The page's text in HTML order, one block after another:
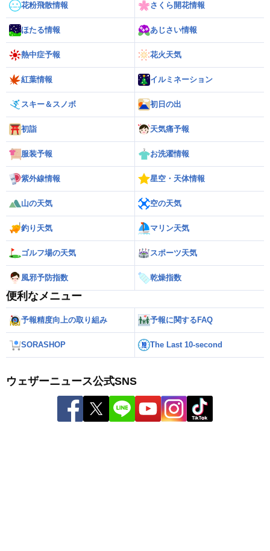
花粉飛散情報 さくら開花情報
ほたる情報 あじさい情報
熱中症予報 花火天気
紅葉情報 イルミネーション
スキー＆スノボ 初日の出
初詣 天気痛予報
服装予報 お洗濯情報
紫外線情報 星空・天体情報
山の天気 空の天気
釣り天気 マリン天気
ゴルフ場の天気 スポーツ天気
風邪予防指数 乾燥指数
便利なメニュー
予報精度向上の取り組み 予報に関するFAQ
SORASHOP The Last 10-second
ウェザーニュース公式SNS